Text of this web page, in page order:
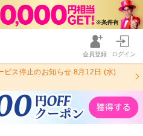
会員登録 ログイン
ビス停止のお知らせ 8月12日 (水)